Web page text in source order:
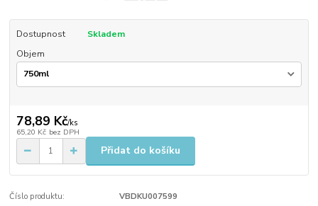
Dostupnost
Skladem
Objem
78,89 Kč/ks
65,20 Kč bez DPH
Přidat do košíku
Číslo produktu: VBDKU007599